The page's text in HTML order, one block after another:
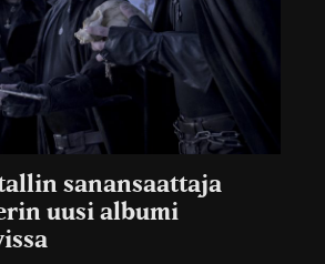
sanansaattaja
uusi albumi